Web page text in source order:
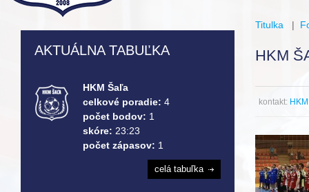
Titulka |
HKM
kontakt:
AKTUÁLNA TABUĽKA
HKM Šaľa
celkové poradie: 4
počet bodov: 1
skóre: 23:23
počet zápasov: 1
celá tabuľka